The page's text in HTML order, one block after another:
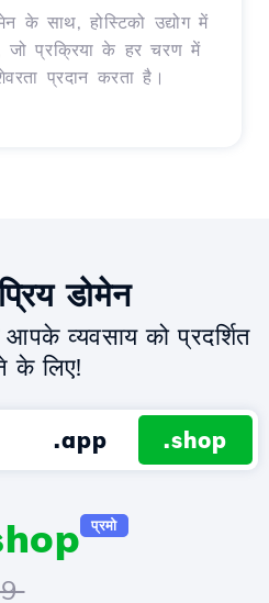
के साथ, होस्टिको उद्योग में
जो प्रक्रिया के हर चरण में
प्रदान करता है।
डोमेन
व्यवसाय को प्रदर्शित
के लिए!
.app .shop
प्रमो